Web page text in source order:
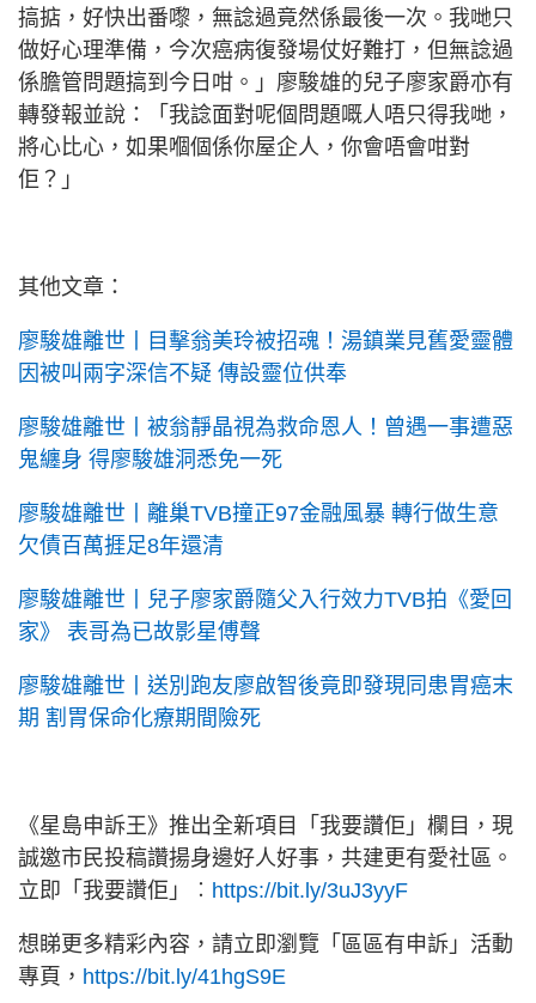
搞掂，好快出番嚟，無諗過竟然係最後一次。我哋只
做好心理準備，今次癌病復發場仗好難打，但無諗過
係膽管問題搞到今日咁。」廖駿雄的兒子廖家爵亦有
轉發報並說：「我諗面對呢個問題嘅人唔只得我哋，
將心比心，如果嗰個係你屋企人，你會唔會咁對
佢？」
其他文章：
廖駿雄離世丨目擊翁美玲被招魂！湯鎮業見舊愛靈體
因被叫兩字深信不疑 傳設靈位供奉
廖駿雄離世丨被翁靜晶視為救命恩人！曾遇一事遭惡
鬼纏身 得廖駿雄洞悉免一死
廖駿雄離世丨離巢TVB撞正97金融風暴 轉行做生意
欠債百萬捱足8年還清
廖駿雄離世丨兒子廖家爵隨父入行效力TVB拍《愛回
家》 表哥為已故影星傅聲
廖駿雄離世丨送別跑友廖啟智後竟即發現同患胃癌末
期 割胃保命化療期間險死
《星島申訴王》推出全新項目「我要讚佢」欄目，現
誠邀市民投稿讚揚身邊好人好事，共建更有愛社區。
立即「我要讚佢」︰ https://bit.ly/3uJ3yyF
想睇更多精彩內容，請立即瀏覽「區區有申訴」活動
專頁， https://bit.ly/41hgS9E